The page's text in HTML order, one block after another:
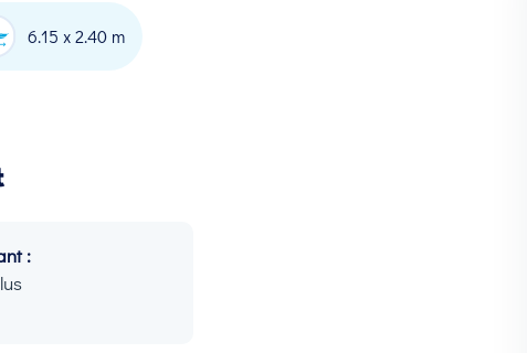
6.15 x 2.40 m
: